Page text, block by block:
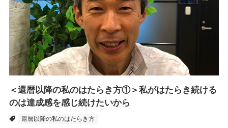
＜還暦以降の私のはたらき方①＞私がはたらき続ける
のは達成感を感じ続けたいから
還暦以降の私のはたらき方